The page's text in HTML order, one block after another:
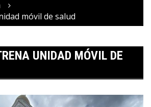
móvil de salud
UNIDAD MÓVIL DE